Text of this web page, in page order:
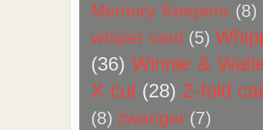
Memory Keepers (8)
whiper card (5)
(36) Winnie &
X cut (28) Z-fold
(8) zwanger (7)